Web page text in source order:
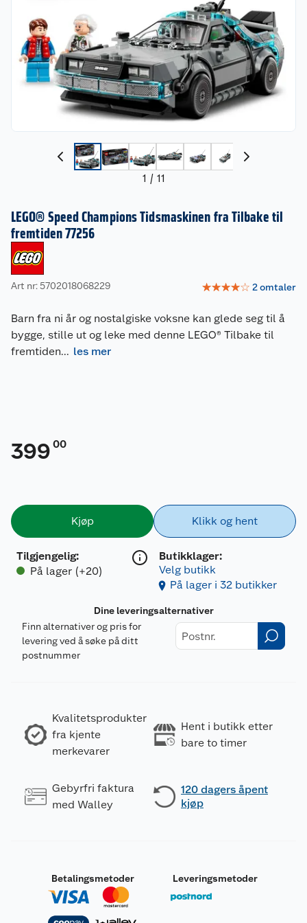
1 / 11
LEGO® Speed Champions Tidsmaskinen fra Tilbake til
fremtiden 77256
Art nr: 5702018068229 ☆☆☆☆☆ 2omtaler
Barn fra ni år og nostalgiske voksne kan glede seg til å
bygge, stille ut og leke med denne LEGO® Tilbake til
fremtiden... les mer
399 00
Kjøp
Tilgjengelig:
På lager (+20)
Klikk og hent
Butikklager:
Velg butikk
På lager i 32 butikker
Dine leveringsalternativer
Finn alternativer og pris for
levering ved å søke på ditt
postnummer
Kvalitetsprodukter
fra kjente
merkevarer
Hent i butikk etter
bare to timer
Gebyrfri faktura
med Walley
120 dagers åpent
kjøp
Betalingsmetoder Leveringsmetoder